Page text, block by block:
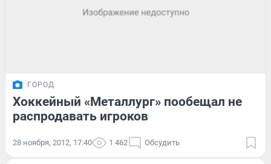
ГОРОД
Хоккейный «Металлург» пообещал не
распродавать игроков
28 ноября, 2012, 17:40 1 462 Обсудить